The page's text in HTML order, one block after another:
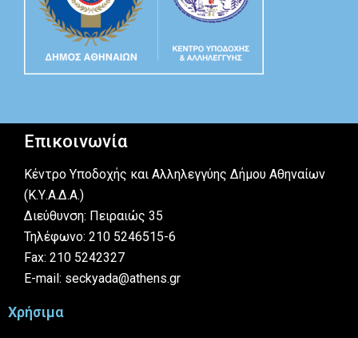
Επικοινωνία
Κέντρο Υποδοχής και Αλληλεγγύης Δήμου Αθηναίων
(Κ.Υ.Α.Δ.Α.)
Διεύθυνση: Πειραιώς 35
Τηλέφωνο: 210 5246515-6
Fax: 210 5242327
E-mail: seckyada@athens.gr
Χρήσιμα